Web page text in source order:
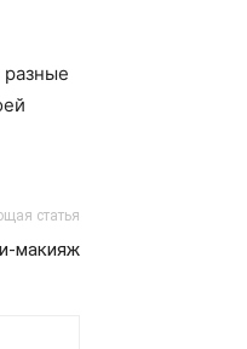
статья
макияж